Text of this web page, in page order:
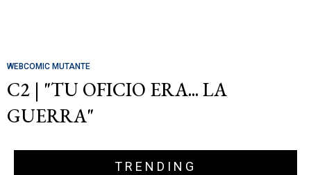
WEBCOMIC MUTANTE
C2 | "TU OFICIO ERA... LA
GUERRA"
TRENDING